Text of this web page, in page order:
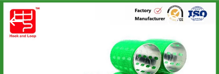
Zhongda
Hook
Loop